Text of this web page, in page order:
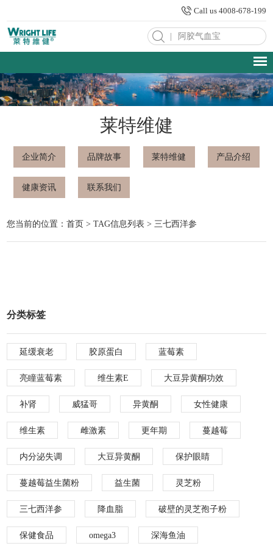
Call us 4008-678-199
莱特维健
企业简介 品牌故事 莱特维健 产品介绍
健康资讯 联系我们
您当前的位置：首页 > TAG信息列表 > 三七西洋参
分类标签
延缓衰老 胶原蛋白 蓝莓素
亮瞳蓝莓素 维生素E 大豆异黄酮功效
补肾 威猛哥 异黄酮 女性健康
维生素 雌激素 更年期 蔓越莓
内分泌失调 大豆异黄酮 保护眼睛
蔓越莓益生菌粉 益生菌 灵芝粉
三七西洋参 降血脂 破壁的灵芝孢子粉
保健食品 omega3 深海鱼油